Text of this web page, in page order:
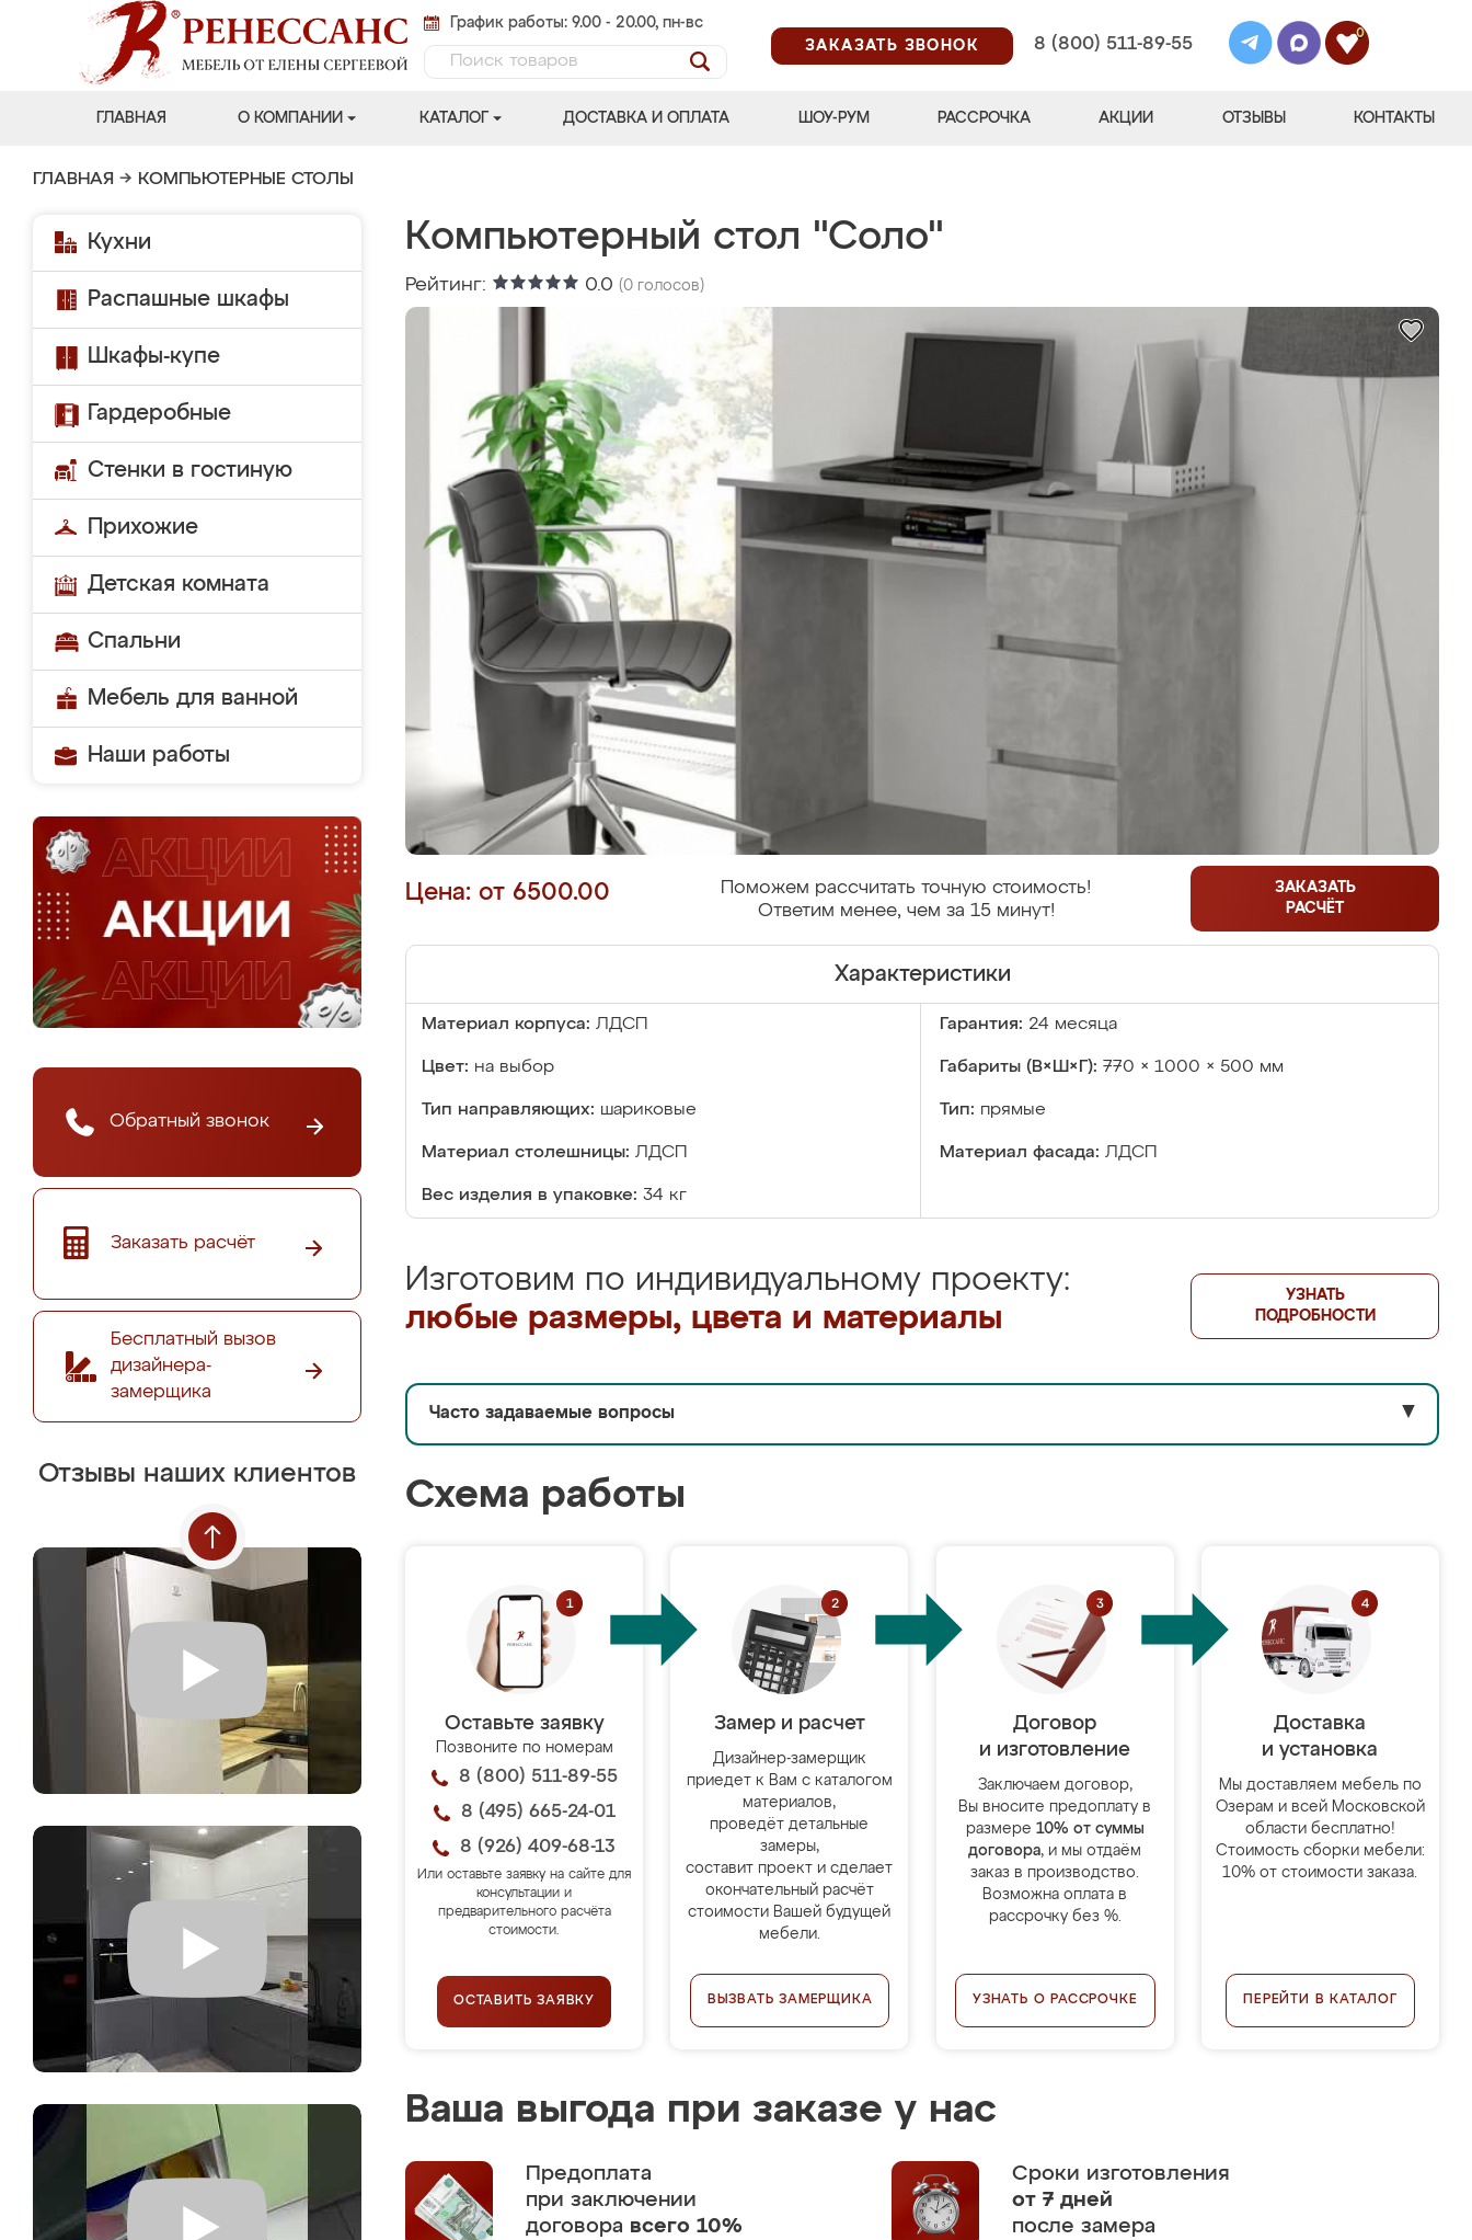
График работы: 9.00 - 20.00, пн-вс
ЗАКАЗАТЬ ЗВОНОК
8 (800) 511-89-55
0
ГЛАВНАЯ О КОМПАНИИ КАТАЛОГ ДОСТАВКА И ОПЛАТА ШОУ-РУМ РАССРОЧКА АКЦИИ ОТЗЫВЫ КОНТАКТЫ
ГЛАВНАЯ → КОМПЬЮТЕРНЫЕ СТОЛЫ
Кухни
Распашные шкафы
Шкафы-купе
Гардеробные
Стенки в гостиную
Прихожие
Детская комната
Спальни
Мебель для ванной
Наши работы
Обратный звонок
Заказать расчёт
Бесплатный вызов
дизайнера-
замерщика
Отзывы наших клиентов
Компьютерный стол "Соло"
Рейтинг: 0.0 (0 голосов)
Цена: от 6500.00
Поможем рассчитать точную стоимость!
Ответим менее, чем за 15 минут!
ЗАКАЗАТЬ
РАСЧЁТ
Характеристики
Материал корпуса: ЛДСП Гарантия: 24 месяца
Цвет: на выбор Габариты (В×Ш×Г): 770 × 1000 × 500 мм
Тип направляющих: шариковые Тип: прямые
Материал столешницы: ЛДСП Материал фасада: ЛДСП
Вес изделия в упаковке: 34 кг
Изготовим по индивидуальному проекту:
любые размеры, цвета и материалы
УЗНАТЬ
ПОДРОБНОСТИ
Часто задаваемые вопросы ▼
Схема работы
Оставьте заявку
Позвоните по номерам
8 (800) 511-89-55
8 (495) 665-24-01
8 (926) 409-68-13
Или оставьте заявку на сайте для
консультации и
предварительного расчёта
стоимости.
ОСТАВИТЬ ЗАЯВКУ
Замер и расчет
Дизайнер-замерщик
приедет к Вам с каталогом
материалов,
проведёт детальные
замеры,
составит проект и сделает
окончательный расчёт
стоимости Вашей будущей
мебели.
ВЫЗВАТЬ ЗАМЕРЩИКА
Договор
и изготовление
Заключаем договор,
Вы вносите предоплату в
размере 10% от суммы
договора, и мы отдаём
заказ в производство.
Возможна оплата в
рассрочку без %.
УЗНАТЬ О РАССРОЧКЕ
Доставка
и установка
Мы доставляем мебель по
Озерам и всей Московской
области бесплатно!
Стоимость сборки мебели:
10% от стоимости заказа.
ПЕРЕЙТИ В КАТАЛОГ
Ваша выгода при заказе у нас
Предоплата
при заключении
договора всего 10%
Сроки изготовления
от 7 дней
после замера